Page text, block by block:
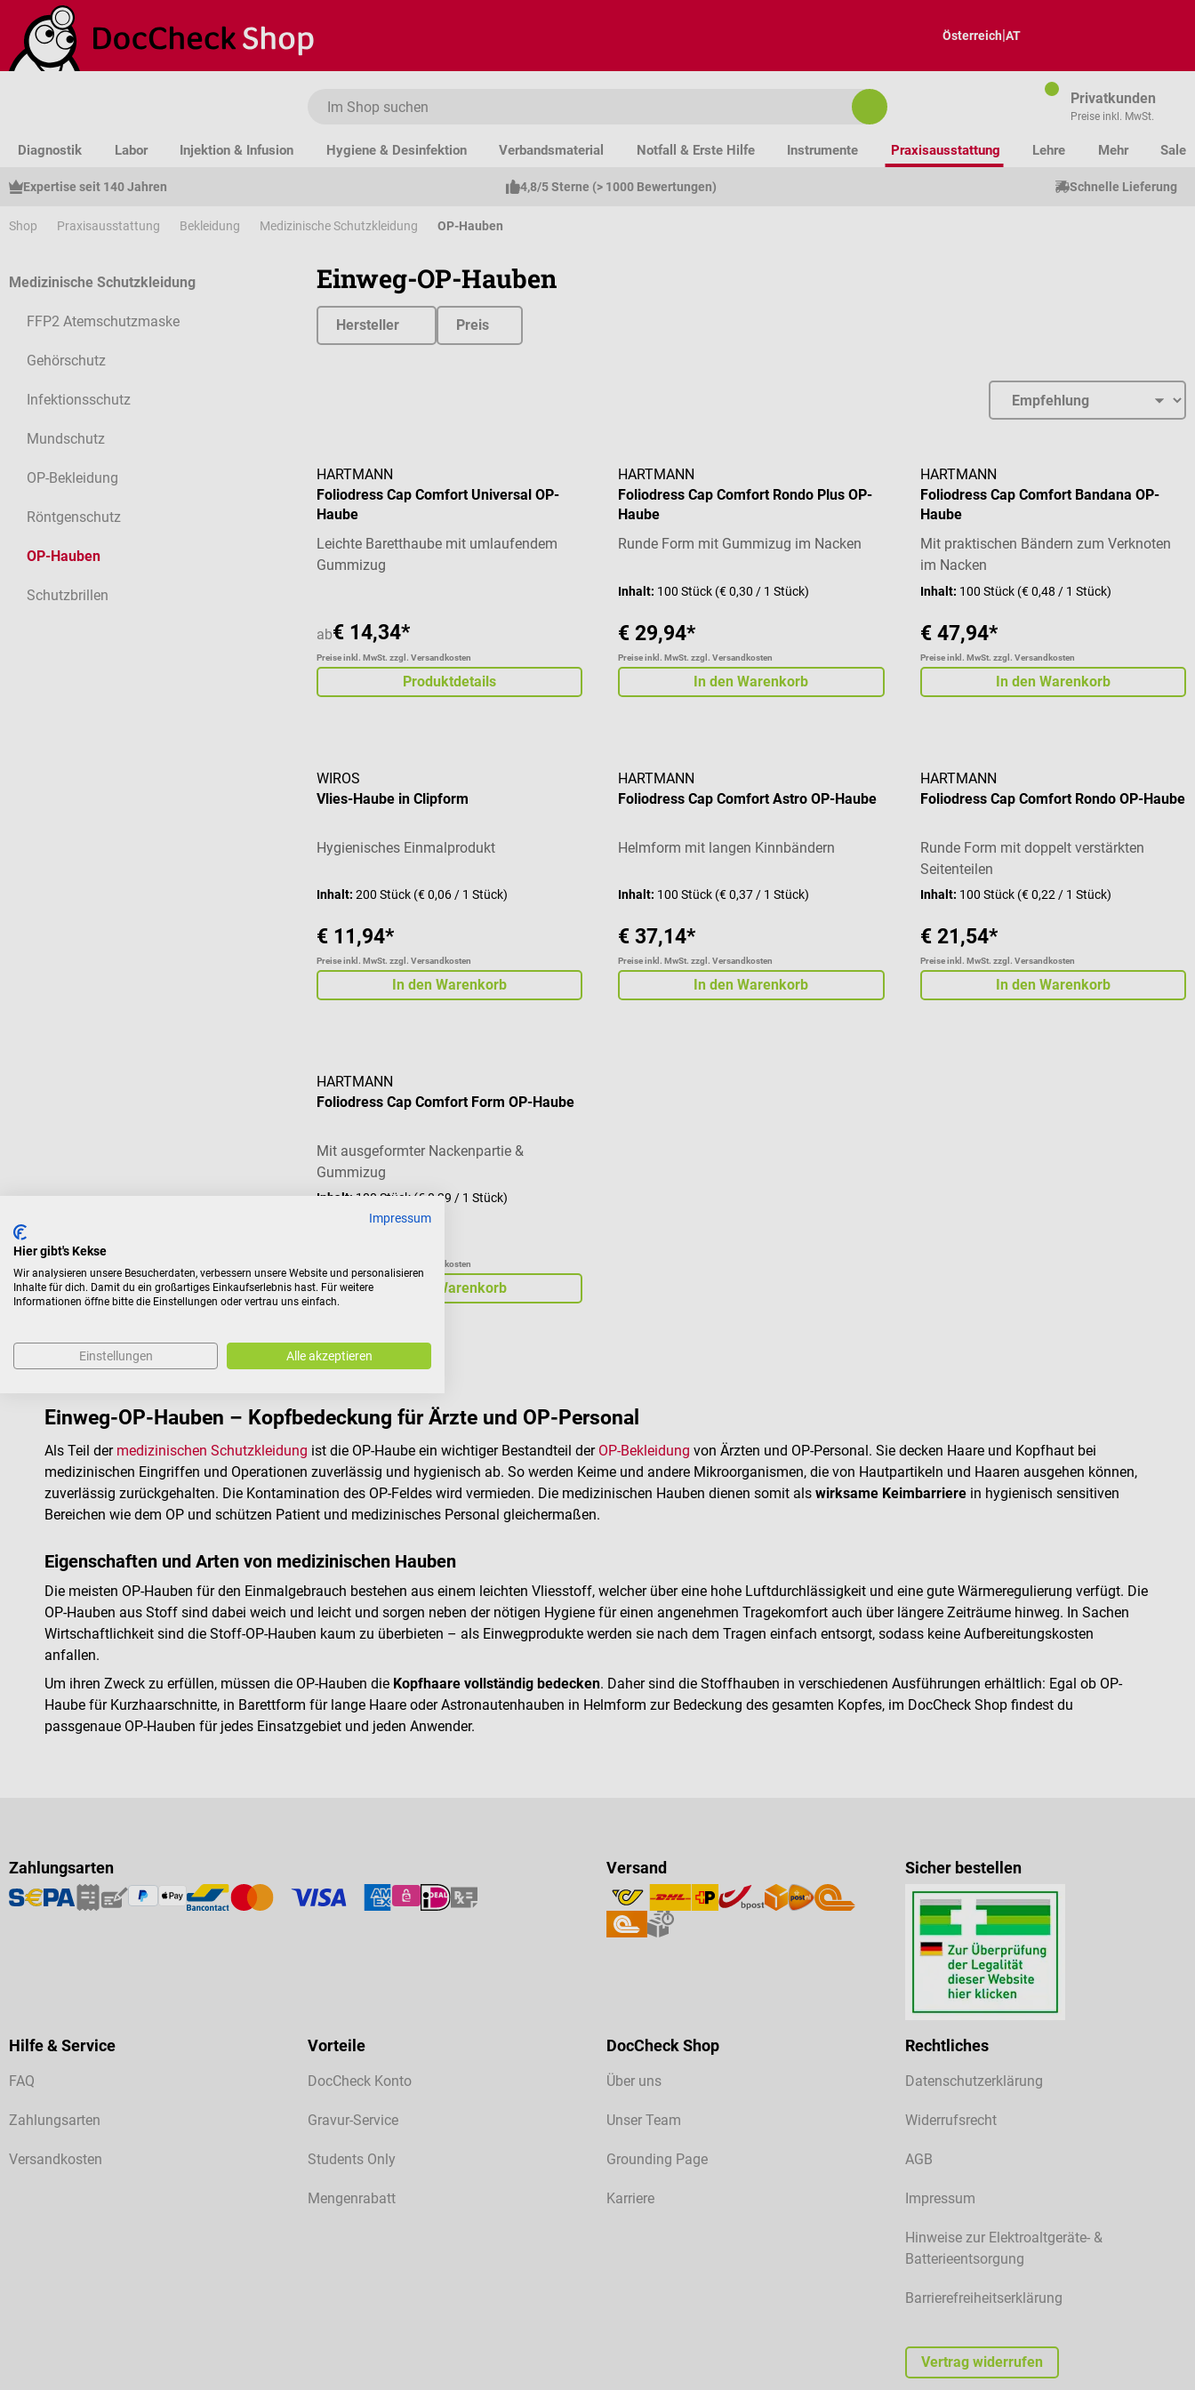
Hauptinhalt springen
Zur Suche springen
Zur Hauptnavigation springen
Österreich|AT
Privatkunden
Preise inkl. MwSt.
Diagnostik Labor Injektion & Infusion Hygiene & Desinfektion Verbandsmaterial Notfall & Erste Hilfe Instrumente Praxisausstattung Lehre Mehr Sale
Expertise seit 140 Jahren 4,8/5 Sterne (> 1000 Bewertungen) Schnelle Lieferung
Shop Praxisausstattung Bekleidung Medizinische Schutzkleidung OP-Hauben
Medizinische Schutzkleidung
FFP2 Atemschutzmaske
Gehörschutz
Infektionsschutz
Mundschutz
OP-Bekleidung
Röntgenschutz
OP-Hauben
Schutzbrillen
Einweg-OP-Hauben
Hersteller Preis
HARTMANN
Foliodress Cap Comfort Universal OP-
Haube
Leichte Baretthaube mit umlaufendem
Gummizug
ab€ 14,34*
Preise inkl. MwSt. zzgl. Versandkosten
Produktdetails
HARTMANN
Foliodress Cap Comfort Rondo Plus OP-
Haube
Runde Form mit Gummizug im Nacken
Inhalt: 100 Stück (€ 0,30 / 1 Stück)
€ 29,94*
Preise inkl. MwSt. zzgl. Versandkosten
In den Warenkorb
HARTMANN
Foliodress Cap Comfort Bandana OP-
Haube
Mit praktischen Bändern zum Verknoten
im Nacken
Inhalt: 100 Stück (€ 0,48 / 1 Stück)
€ 47,94*
Preise inkl. MwSt. zzgl. Versandkosten
In den Warenkorb
WIROS
Vlies-Haube in Clipform
Hygienisches Einmalprodukt
Inhalt: 200 Stück (€ 0,06 / 1 Stück)
€ 11,94*
Preise inkl. MwSt. zzgl. Versandkosten
In den Warenkorb
HARTMANN
Foliodress Cap Comfort Astro OP-Haube
Helmform mit langen Kinnbändern
Inhalt: 100 Stück (€ 0,37 / 1 Stück)
€ 37,14*
Preise inkl. MwSt. zzgl. Versandkosten
In den Warenkorb
HARTMANN
Foliodress Cap Comfort Rondo OP-Haube
Runde Form mit doppelt verstärkten
Seitenteilen
Inhalt: 100 Stück (€ 0,22 / 1 Stück)
€ 21,54*
Preise inkl. MwSt. zzgl. Versandkosten
In den Warenkorb
HARTMANN
Foliodress Cap Comfort Form OP-Haube
Mit ausgeformter Nackenpartie &
Gummizug
Inhalt: 100 Stück (€ 0,29 / 1 Stück)
Preise inkl. MwSt. zzgl. Versandkosten
In den Warenkorb
Einweg-OP-Hauben – Kopfbedeckung für Ärzte und OP-Personal
Als Teil der medizinischen Schutzkleidung ist die OP-Haube ein wichtiger Bestandteil der OP-Bekleidung von Ärzten und OP-Personal. Sie decken Haare und Kopfhaut bei
medizinischen Eingriffen und Operationen zuverlässig und hygienisch ab. So werden Keime und andere Mikroorganismen, die von Hautpartikeln und Haaren ausgehen können,
zuverlässig zurückgehalten. Die Kontamination des OP-Feldes wird vermieden. Die medizinischen Hauben dienen somit als wirksame Keimbarriere in hygienisch sensitiven
Bereichen wie dem OP und schützen Patient und medizinisches Personal gleichermaßen.
Eigenschaften und Arten von medizinischen Hauben
Die meisten OP-Hauben für den Einmalgebrauch bestehen aus einem leichten Vliesstoff, welcher über eine hohe Luftdurchlässigkeit und eine gute Wärmeregulierung verfügt. Die
OP-Hauben aus Stoff sind dabei weich und leicht und sorgen neben der nötigen Hygiene für einen angenehmen Tragekomfort auch über längere Zeiträume hinweg. In Sachen
Wirtschaftlichkeit sind die Stoff-OP-Hauben kaum zu überbieten – als Einwegprodukte werden sie nach dem Tragen einfach entsorgt, sodass keine Aufbereitungskosten
anfallen.
Um ihren Zweck zu erfüllen, müssen die OP-Hauben die Kopfhaare vollständig bedecken. Daher sind die Stoffhauben in verschiedenen Ausführungen erhältlich: Egal ob OP-
Haube für Kurzhaarschnitte, in Barettform für lange Haare oder Astronautenhauben in Helmform zur Bedeckung des gesamten Kopfes, im DocCheck Shop findest du
passgenaue OP-Hauben für jedes Einsatzgebiet und jeden Anwender.
Zahlungsarten Versand Sicher bestellen
Hilfe & Service
FAQ
Zahlungsarten
Versandkosten
Vorteile
DocCheck Konto
Gravur-Service
Students Only
Mengenrabatt
DocCheck Shop
Über uns
Unser Team
Grounding Page
Karriere
Rechtliches
Datenschutzerklärung
Widerrufsrecht
AGB
Impressum
Hinweise zur Elektroaltgeräte- &
Batterieentsorgung
Barrierefreiheitserklärung
Vertrag widerrufen
Impressum
Hier gibt's Kekse
Wir analysieren unsere Besucherdaten, verbessern unsere Website und personalisieren
Inhalte für dich. Damit du ein großartiges Einkaufserlebnis hast. Für weitere
Informationen öffne bitte die Einstellungen oder vertrau uns einfach.
Einstellungen Alle akzeptieren